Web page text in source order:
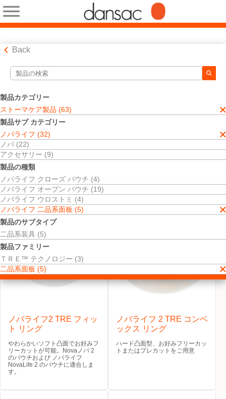
Back
製品カテゴリー
ストーマケア製品 (63)
製品サブ カテゴリー
ノバライフ (32)
ノバ (22)
アクセサリー (9)
製品の種類
ノバライフ クローズ パウチ (4)
ノバライフ オープン パウチ (19)
ノバライフ ウロストミ (4)
ノバライフ 二品系面板 (5)
製品のサブタイプ
二品系装具 (5)
製品ファミリー
ＴＲＥ™ テクノロジー (3)
二品系面板 (5)
検索ツール
検索結果
ストーマケア製品
ノバライフ
ノバライフ 二品系面板
二品系面板
検索結果5件
並べ替え:
ノバライフ2 TRE フィッ
ト リング
やわらかいソフト凸面でお好みフ
リーカットが可能。Novaノバ 2
のパウチおよび ノバライフ
NovaLife 2 のパウチに適合しま
す。
ノバライフ 2 TRE コンベ
ックス リング
ハード凸面型、お好みフリーカッ
トまたはプレカットをご用意